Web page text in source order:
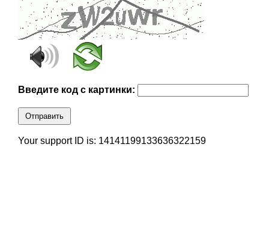
Введите код с картинки:
Отправить
Your support ID is: 14141199133636322159